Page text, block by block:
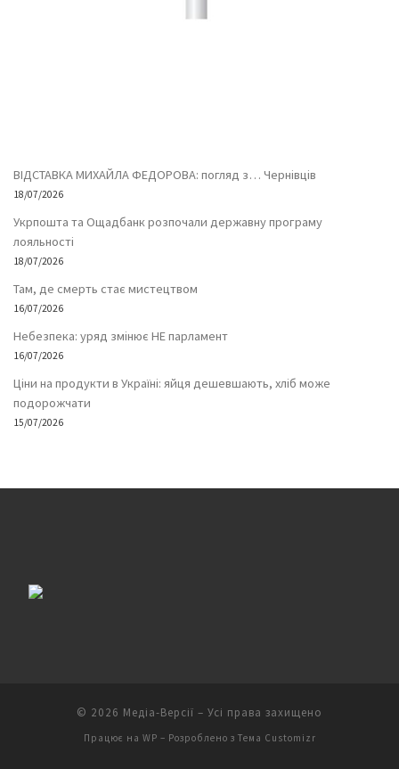
ВІДСТАВКА МИХАЙЛА ФЕДОРОВА: погляд з… Чернівців
18/07/2026
Укрпошта та Ощадбанк розпочали державну програму
лояльності
18/07/2026
Там, де смерть стає мистецтвом
16/07/2026
Небезпека: уряд змінює НЕ парламент
16/07/2026
Ціни на продукти в Україні: яйця дешевшають, хліб може
подорожчати
15/07/2026
© 2026 Медіа-Версії – Усі права захищено
Працює на WP – Розроблено з Тема Customizr